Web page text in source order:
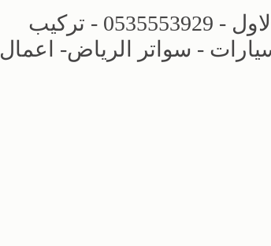
افضل انواع المظلات والسواتر الرياض - الاختيار الاول - 0535553929 - تركيب
- سواتر الرياض- اعمال